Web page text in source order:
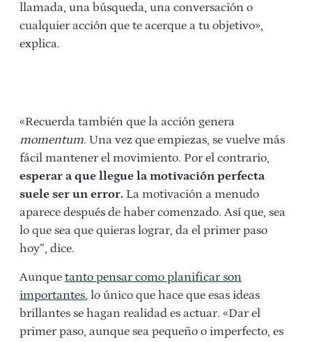
llamada, una búsqueda, una conversación o
cualquier acción que te acerque a tu objetivo»,
explica.
«Recuerda también que la acción genera
momentum. Una vez que empiezas, se vuelve más
fácil mantener el movimiento. Por el contrario,
esperar a que llegue la motivación perfecta
suele ser un error. La motivación a menudo
aparece después de haber comenzado. Así que, sea
lo que sea que quieras lograr, da el primer paso
hoy”, dice.
Aunque tanto pensar como planificar son
importantes, lo único que hace que esas ideas
brillantes se hagan realidad es actuar. «Dar el
primer paso, aunque sea pequeño o imperfecto, es